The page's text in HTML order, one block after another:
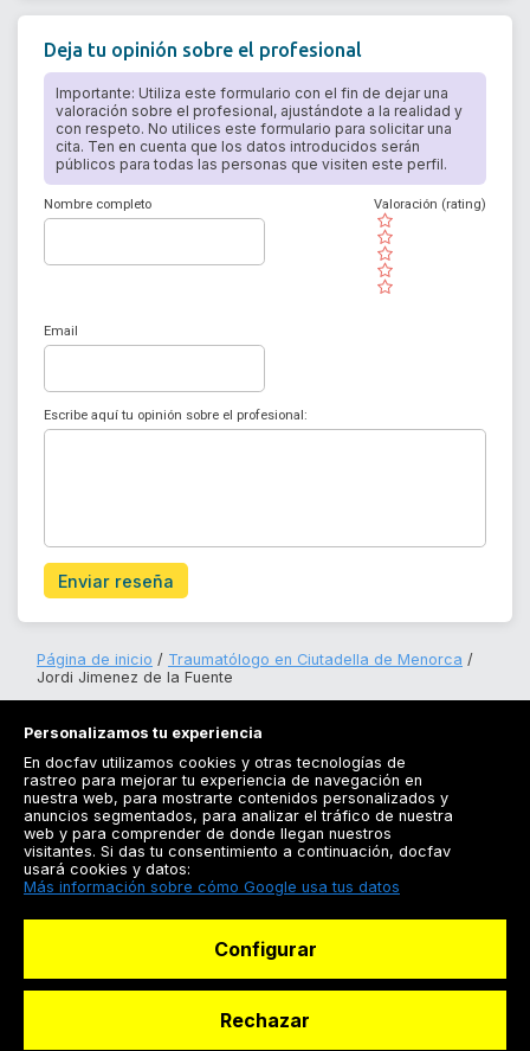
Deja tu opinión sobre el profesional
Importante: Utiliza este formulario con el fin de dejar una
valoración sobre el profesional, ajustándote a la realidad y
con respeto. No utilices este formulario para solicitar una
cita. Ten en cuenta que los datos introducidos serán
públicos para todas las personas que visiten este perfil.
Nombre completo
( )
( )
( )
( )
( )
Valoración (rating)
Email
Escribe aquí tu opinión sobre el profesional:
Enviar reseña
Página de inicio
Traumatólogo en Ciutadella de Menorca
Jordi Jimenez de la Fuente
Registrarse
Docfav
Personalizamos tu experiencia
En docfav utilizamos cookies y otras tecnologías de
rastreo para mejorar tu experiencia de navegación en
nuestra web, para mostrarte contenidos personalizados y
anuncios segmentados, para analizar el tráfico de nuestra
web y para comprender de donde llegan nuestros
visitantes. Si das tu consentimiento a continuación, docfav
usará cookies y datos:
Más información sobre cómo Google usa tus datos
Configurar
Rechazar